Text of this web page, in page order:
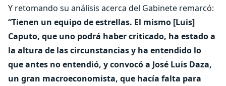
Y retomando su análisis acerca del Gabinete remarcó:
“Tienen un equipo de estrellas. El mismo [Luis]
Caputo, que uno podrá haber criticado, ha estado a
la altura de las circunstancias y ha entendido lo
que antes no entendió, y convocó a José Luis Daza,
un gran macroeconomista, que hacía falta para